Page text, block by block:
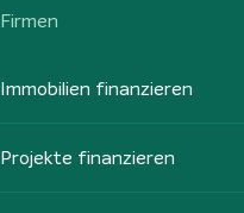
Firmen
Immobilien finanzieren
Projekte finanzieren